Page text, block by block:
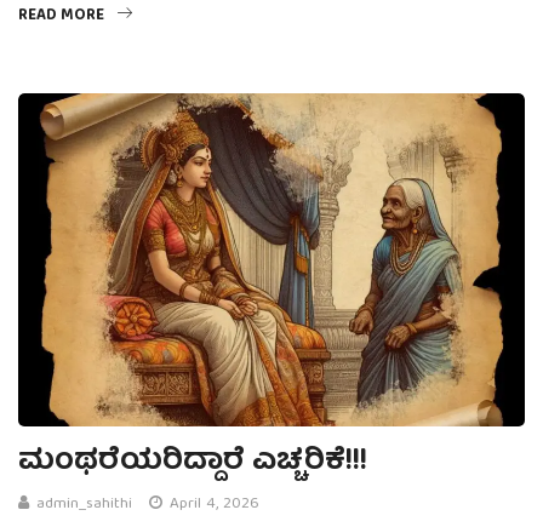
READ MORE
ಮಂಥರೆಯರಿದ್ದಾರೆ ಎಚ್ಚರಿಕೆ!!!
admin_sahithi April 4, 2026